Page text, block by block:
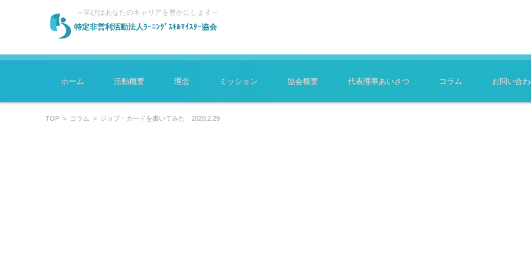
特定非営利活動法人ﾗｰﾆﾝｸﾞｽｷﾙﾏｲｽﾀｰ協会
～学びはあなたのキャリアを豊かにします～
コンテンツに移動
ホーム 活動概要 理念 ミッション 協会概要 代表理事あいさつ コラム お問い合
TOP > コラム > ジョブ・カードを書いてみた 2020.2.29